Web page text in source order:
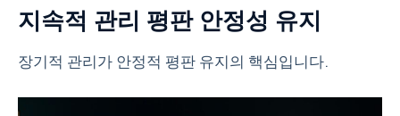
지속적 관리 평판 안정성 유지
장기적 관리가 안정적 평판 유지의 핵심입니다.